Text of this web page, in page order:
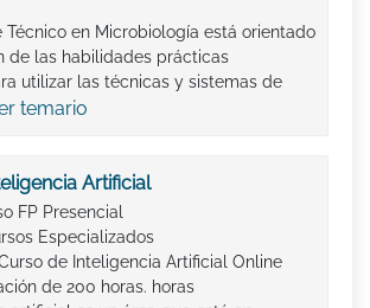
Técnico en Microbiología está orientado
de las habilidades prácticas
utilizar las técnicas y sistemas de
temario
Artificial
FP Presencial
Especializados
de Inteligencia Artificial Online
de 200 horas. horas